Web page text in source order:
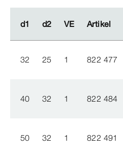
d1 d2 VE Artikel
d1 d2 VE Artikel
32 25 1 822 477
40 32 1 822 484
50 32 1 822 491